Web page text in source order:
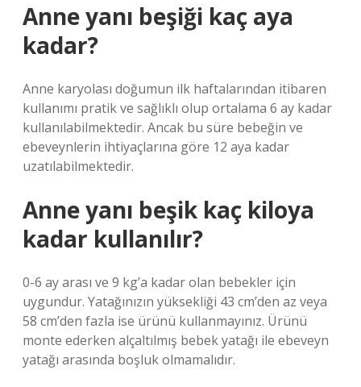
Anne yanı beşiği kaç aya
kadar?
Anne karyolası doğumun ilk haftalarından itibaren
kullanımı pratik ve sağlıklı olup ortalama 6 ay kadar
kullanılabilmektedir. Ancak bu süre bebeğin ve
ebeveynlerin ihtiyaçlarına göre 12 aya kadar
uzatılabilmektedir.
Anne yanı beşik kaç kiloya
kadar kullanılır?
0-6 ay arası ve 9 kg’a kadar olan bebekler için
uygundur. Yatağınızın yüksekliği 43 cm’den az veya
58 cm’den fazla ise ürünü kullanmayınız. Ürünü
monte ederken alçaltılmış bebek yatağı ile ebeveyn
yatağı arasında boşluk olmamalıdır.